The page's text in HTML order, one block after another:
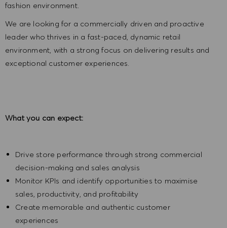
fashion environment.
We are looking for a commercially driven and proactive
leader who thrives in a fast-paced, dynamic retail
environment, with a strong focus on delivering results and
exceptional customer experiences.
What you can expect:
Drive store performance through strong commercial
decision-making and sales analysis
Monitor KPIs and identify opportunities to maximise
sales, productivity, and profitability
Create memorable and authentic customer
experiences